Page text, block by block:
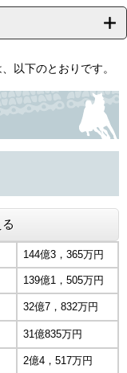
以下のとおりです。
144億3，365万円
139億1，505万円
32億7，832万円
31億835万円
2億4，517万円